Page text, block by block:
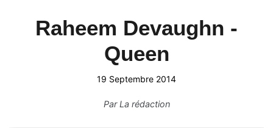
Raheem Devaughn -
Queen
19 Septembre 2014
ParLa rédaction